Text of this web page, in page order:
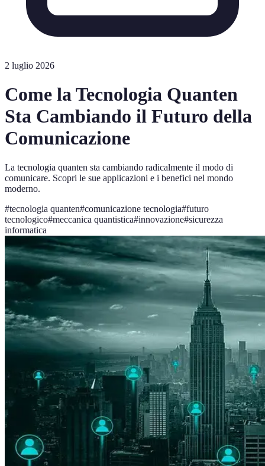
2 luglio 2026
Come la Tecnologia Quanten
Sta Cambiando il Futuro della
Comunicazione
La tecnologia quanten sta cambiando radicalmente il modo di
comunicare. Scopri le sue applicazioni e i benefici nel mondo
moderno.
#tecnologia quanten#comunicazione tecnologia#futuro
tecnologico#meccanica quantistica#innovazione#sicurezza
informatica